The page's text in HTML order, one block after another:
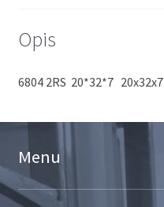
Opis
6804 2RS 20*32*7 20x32x7
Menu